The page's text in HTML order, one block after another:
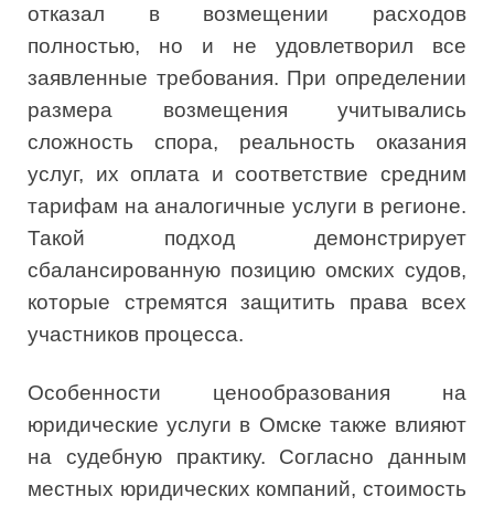
отказал в возмещении расходов
полностью, но и не удовлетворил все
заявленные требования. При определении
размера возмещения учитывались
сложность спора, реальность оказания
услуг, их оплата и соответствие средним
тарифам на аналогичные услуги в регионе.
Такой подход демонстрирует
сбалансированную позицию омских судов,
которые стремятся защитить права всех
участников процесса.
Особенности ценообразования на
юридические услуги в Омске также влияют
на судебную практику. Согласно данным
местных юридических компаний, стоимость